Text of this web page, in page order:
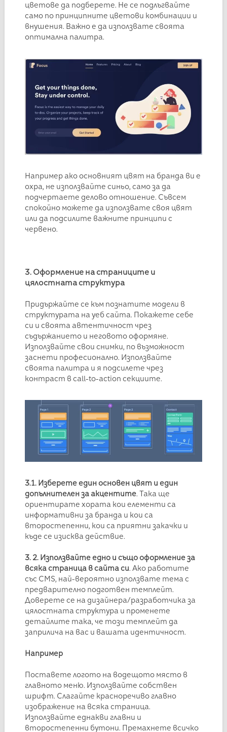
цветове да подберете. Не се подлъгвайте
само по принципните цветови комбинации и
внушения. Важно е да използвате своята
оптимална палитра.
Например ако основният цвят на бранда ви е
охра, не използвайте синьо, само за да
подчертаете делово отношение. Съвсем
спокойно можете да използвате своя цвят
или да подсилите важните принципи с
червено.
3. Оформление на страниците и
цялостната структура
Придържайте се към познатите модели в
структурата на уеб сайта. Покажете себе
си и своята автентичност чрез
съдържанието и неговото оформяне.
Използвайте свои снимки, по възможност
заснети професионално. Използвайте
своята палитра и я подсилете чрез
контраст в call-to-action секциите.
3.1. Изберете един основен цвят и един
допълнителен за акцентите. Така ще
ориентирате хората кои елементи са
информативни за бранда и кои са
второстепенни, кои са приятни закачки и
къде се изисква действие.
3. 2. Използвайте едно и също оформление за
всяка страница в сайта си. Ако работите
със CMS, най-вероятно използвате тема с
предварително подготвен темплейт.
Доверете се на дизайнера/разработчика за
цялостната структура и променете
детайлите така, че този темплейт да
заприлича на вас и вашата идентичност.
Например
Поставете логото на водещото място в
главното меню. Използвайте собствен
шрифт. Слагайте красноречиво главно
изображение на всяка страница.
Използвайте еднакви главни и
второстепенни бутони. Премахнете всичко